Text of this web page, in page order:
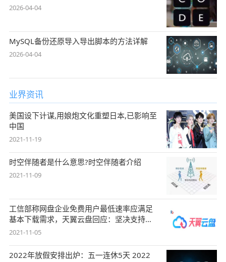
2026-04-04
MySQL备份还原导入导出脚本的方法详解
2026-04-04
业界资讯
美国设下计谋,用娘炮文化重塑日本,已影响至
中国
2021-11-19
时空伴随者是什么意思?时空伴随者介绍
2021-11-09
工信部称网盘企业免费用户最低速率应满足
基本下载需求，天翼云盘回应：坚决支持，
始终
2021-11-05
2022年放假安排出炉：五一连休5天 2022